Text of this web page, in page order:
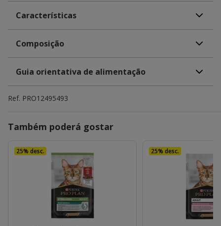
Características
Composição
Guia orientativa de alimentação
Ref. PRO12495493
Também poderá gostar
25% desc. 25% desc.